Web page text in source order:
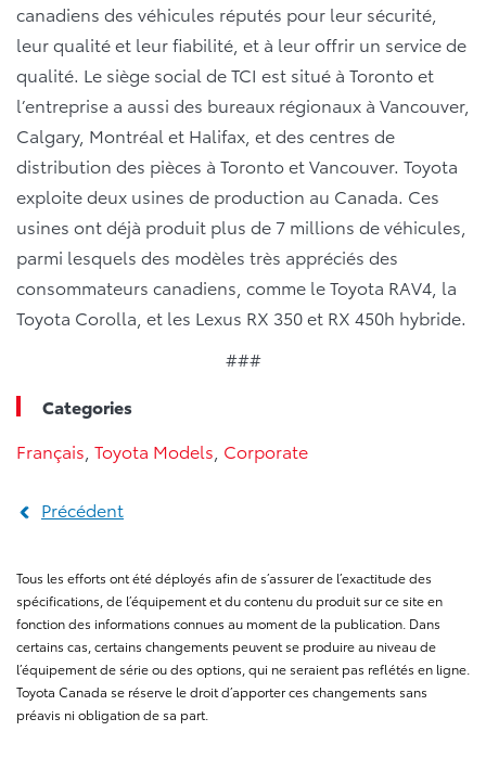
canadiens des véhicules réputés pour leur sécurité,
leur qualité et leur fiabilité, et à leur offrir un service de
qualité. Le siège social de TCI est situé à Toronto et
l’entreprise a aussi des bureaux régionaux à Vancouver,
Calgary, Montréal et Halifax, et des centres de
distribution des pièces à Toronto et Vancouver. Toyota
exploite deux usines de production au Canada. Ces
usines ont déjà produit plus de 7 millions de véhicules,
parmi lesquels des modèles très appréciés des
consommateurs canadiens, comme le Toyota RAV4, la
Toyota Corolla, et les Lexus RX 350 et RX 450h hybride.
###
Categories
Français Toyota Models Corporate
Précédent
Tous les efforts ont été déployés afin de s’assurer de l’exactitude des
spécifications, de l’équipement et du contenu du produit sur ce site en
fonction des informations connues au moment de la publication. Dans
certains cas, certains changements peuvent se produire au niveau de
l’équipement de série ou des options, qui ne seraient pas reflétés en ligne.
Toyota Canada se réserve le droit d’apporter ces changements sans
préavis ni obligation de sa part.